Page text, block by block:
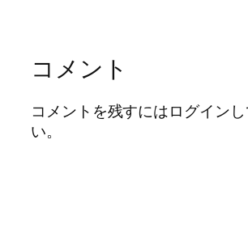
コメント
コメントを残すにはログイン
い。